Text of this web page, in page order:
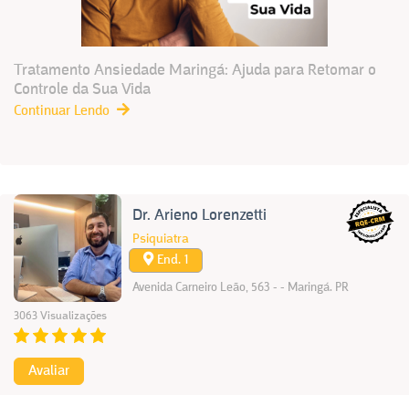
Tratamento Ansiedade Maringá: Ajuda para Retomar o
Controle da Sua Vida
Continuar Lendo
3063 Visualizações
Avaliar
Dr. Arieno Lorenzetti
Psiquiatra
End. 1
Avenida Carneiro Leão, 563 - - Maringá. PR